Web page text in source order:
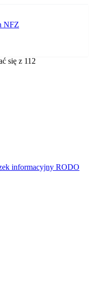
NFZ
się z 112
informacyjny RODO